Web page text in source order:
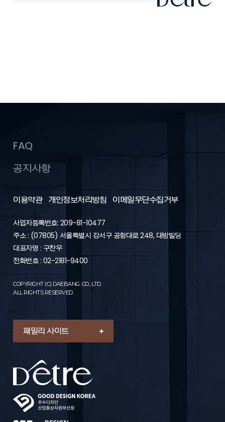
FAQ
공지사항
이용약관 개인정보처리방침 이메일무단수집거부
사업자등록번호: 209-81-10477
주소 : (07805) 서울특별시 강서구 공항대로 248, 대방빌딩
대표자명 : 구찬우
전화번호 : 02-2181-9400
COPYRIGHT (C) DAEBANG. CO., LTD.
ALL RIGHTS RESERVED.
패밀리 사이트